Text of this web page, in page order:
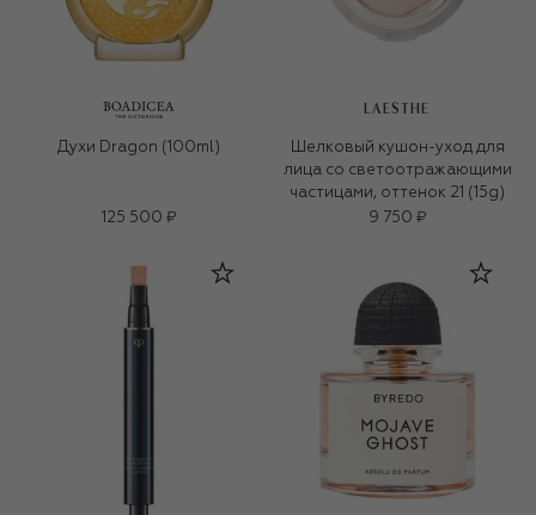
Духи Dragon (100ml)
125 500 ₽
LAESTHE
Шелковый кушон-уход для
лица со светоотражающими
частицами, оттенок 21 (15g)
9 750 ₽